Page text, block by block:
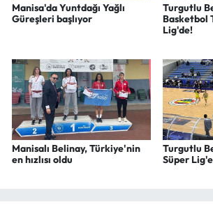
Manisa'da Yuntdağı Yağlı
Güreşleri başlıyor
Turgutlu
Basketbol
Lig'de!
Manisalı Belinay, Türkiye'nin
en hızlısı oldu
Turgutlu
Süper